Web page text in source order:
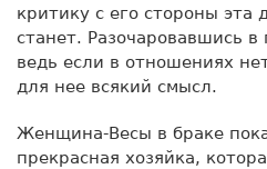
критику с его стороны эта
станет. Разочаровавшись
ведь если в отношениях
для нее всякий смысл.
Женщина-Весы в браке
прекрасная хозяйка,